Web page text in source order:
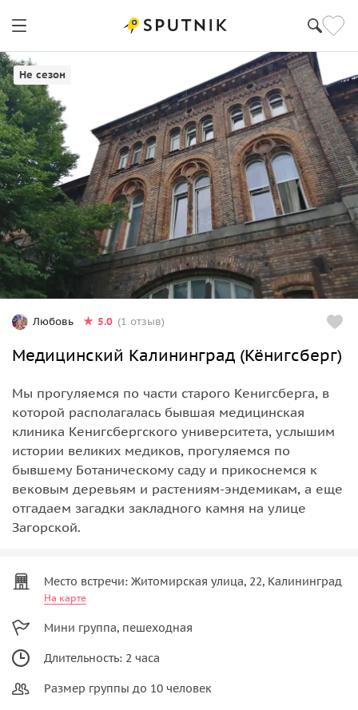
Не сезон
Любовь 5.0 (1 отзыв)
Медицинский Калининград (Кёнигсберг)
Мы прогуляемся по части старого Кенигсберга, в
которой располагалась бывшая медицинская
клиника Кенигсбергского университета, услышим
истории великих медиков, прогуляемся по
бывшему Ботаническому саду и прикоснемся к
вековым деревьям и растениям-эндемикам, а еще
отгадаем загадки закладного камня на улице
Загорской.
Место встречи: Житомирская улица, 22, Калининград
На карте
Мини группа, пешеходная
Длительность: 2 часа
Размер группы до 10 человек